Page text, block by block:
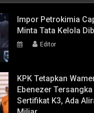
Impor Petrokimia
Minta Tata Kelola
Editor
KPK Tetapkan
Ebenezer
Sertifikat K3, Ada